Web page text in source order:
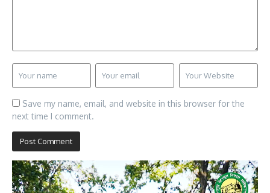
Save my name, email, and website in this browser for the
next time I comment.